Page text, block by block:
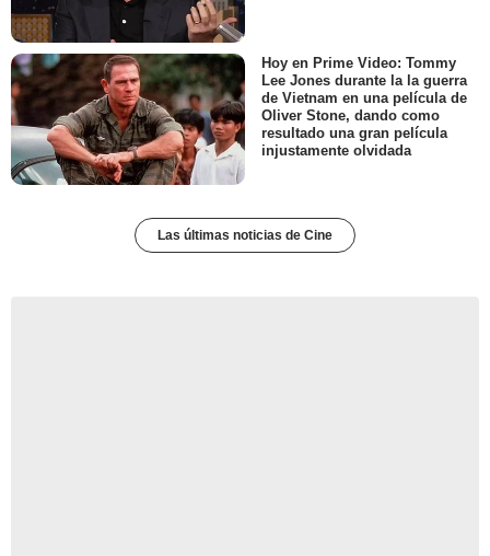
Hoy en Prime Video: Tommy
Lee Jones durante la la guerra
de Vietnam en una película de
Oliver Stone, dando como
resultado una gran película
injustamente olvidada
Las últimas noticias de Cine